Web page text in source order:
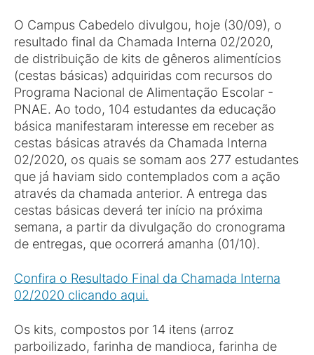
O Campus Cabedelo divulgou, hoje (30/09), o
resultado final da Chamada Interna 02/2020,
de distribuição de kits de gêneros alimentícios
(cestas básicas) adquiridas com recursos do
Programa Nacional de Alimentação Escolar -
PNAE. Ao todo, 104 estudantes da educação
básica manifestaram interesse em receber as
cestas básicas através da Chamada Interna
02/2020, os quais se somam aos 277 estudantes
que já haviam sido contemplados com a ação
através da chamada anterior. A entrega das
cestas básicas deverá ter início na próxima
semana, a partir da divulgação do cronograma
de entregas, que ocorrerá amanha (01/10).
Confira o Resultado Final da Chamada Interna
02/2020 clicando aqui.
Os kits, compostos por 14 itens (arroz
parboilizado, farinha de mandioca, farinha de